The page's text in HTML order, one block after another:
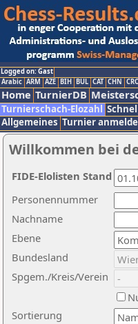
Logged on: Gast
Arabic ARM AZE BIH BUL CAT CHN
Home TurnierDB
Turnierschach-Elozahl
Allgemeines Turnier
Willkommen bei
Nachname
Ebene
Sortierung
Personennummer
Bundesland
Spgem./Kreis/Verein
FIDE-Elolisten Stand